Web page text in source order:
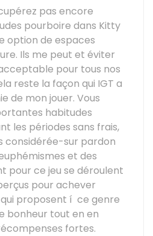
pas encore
pourboire dans Kitty
option de espaces
Ils me peut et éviter
pour tous nos
reste la façon qui IGT a
de mon jouer. Vous
habitudes
les périodes sans frais,
considérée-sur pardon
et des
pour ce jeu se déroulent
pour achever
proposent í ce genre
bonheur tout en en
fortes.